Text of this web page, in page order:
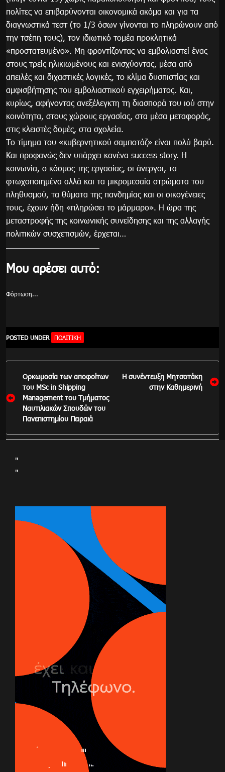
πολίτες να επιβαρύνονται οικονομικά ακόμα και για τα
διαγνωστικά τεστ (το 1/3 όσων γίνονται το πληρώνουν από
την τσέπη τους), τον ιδιωτικό τομέα προκλητικά
«προστατευμένο». Μη φροντίζοντας να εμβολιαστεί ένας
στους τρείς ηλικιωμένους και ενισχύοντας, μέσα από
απειλές και διχαστικές λογικές, το κλίμα δυσπιστίας και
αμφισβήτησης του εμβολιαστικού εγχειρήματος. Και,
κυρίως, αφήνοντας ανεξέλεγκτη τη διασπορά του ιού στην
κοινότητα, στους χώρους εργασίας, στα μέσα μεταφοράς,
στις κλειστές δομές, στα σχολεία.
Το τίμημα του «κυβερνητικού σαμποτάζ» είναι πολύ βαρύ.
Και προφανώς δεν υπάρχει κανένα success story. H
κοινωνία, ο κόσμος της εργασίας, οι άνεργοι, τα
φτωχοποιημένα αλλά και τα μικρομεσαία στρώματα του
πληθυσμού, τα θύματα της πανδημίας και οι οικογένειες
τους, έχουν ήδη «πληρώσει το μάρμαρο». Η ώρα της
μεταστροφής της κοινωνικής συνείδησης και της αλλαγής
πολιτικών συσχετισμών, έρχεται…​
Μου αρέσει αυτό:
Φόρτωση...
POSTED UNDER ΠΟΛΙΤΙΚΉ
Πλοήγηση
άρθρων
Oρκωμοσία των αποφοίτων
του MSc in Shipping
Management του Τμήματος
Ναυτιλιακών Σπουδών του
Πανεπιστημίου Πειραιά
Η συνέντευξη Μητσοτάκη
στην Καθημερινή
"
"